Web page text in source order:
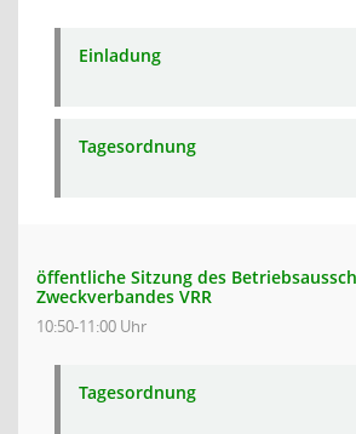
Einladung
Tagesordnung
öffentliche Sitzung des
Zweckverbandes VRR
10:50-11:00 Uhr
Tagesordnung